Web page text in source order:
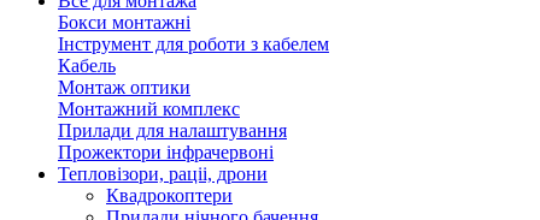
Бокси монтажні
Інструмент для роботи з кабелем
Кабель
Монтаж оптики
Монтажний комплекс
Прилади для налаштування
Прожектори інфрачервоні
Тепловізори, раціі, дрони
Квадрокоптери